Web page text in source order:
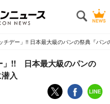
チデー」!! 日本最大級のパンの祭典『パン
」!! 日本最大級のパンの
入